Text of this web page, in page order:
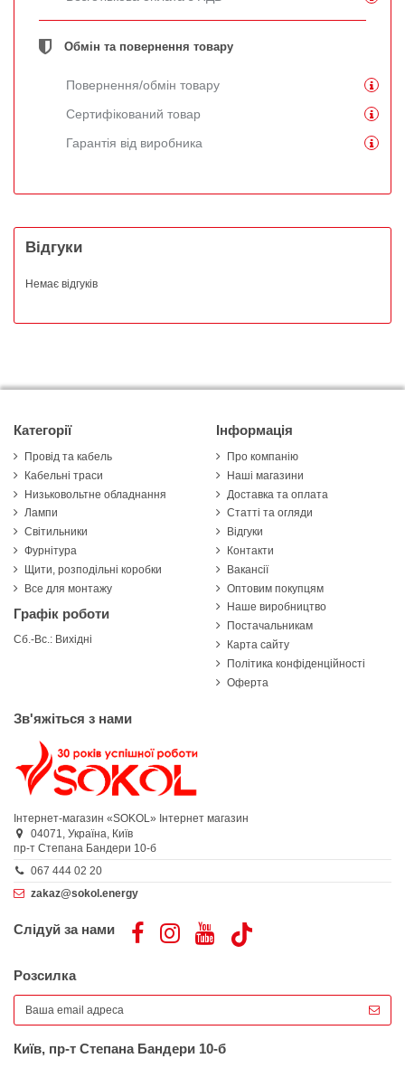
Обмін та повернення товару
Повернення/обмін товару
Сертифікований товар
Гарантія від виробника
Відгуки
Немає відгуків
Категорії
Провід та кабель
Кабельні траси
Низьковольтне обладнання
Лампи
Світильники
Фурнітура
Щити, розподільні коробки
Все для монтажу
Графік роботи
Сб.-Вс.: Вихідні
Інформація
Про компанію
Наші магазини
Доставка та оплата
Статті та огляди
Відгуки
Контакти
Вакансії
Оптовим покупцям
Наше виробництво
Постачальникам
Карта сайту
Політика конфіденційності
Оферта
Зв'яжіться з нами
Інтернет-магазин «SOKOL» Інтернет магазин
04071, Україна, Київ
пр-т Степана Бандери 10-б
067 444 02 20
zakaz@sokol.energy
Слідуй за нами
Розсилка
Київ, пр-т Степана Бандери 10-б